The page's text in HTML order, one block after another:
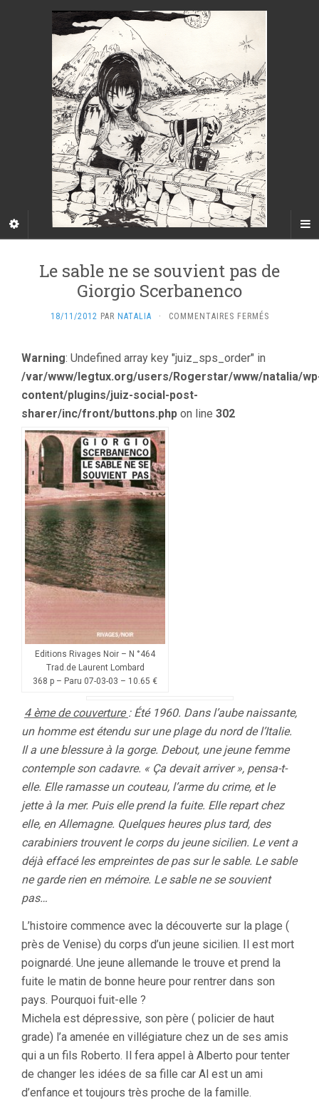
Le sable ne se souvient pas de
Giorgio Scerbanenco
18/11/2012 PAR NATALIA · COMMENTAIRES FERMÉSSUR
SOUVIENT
Warning: Undefined array key "juiz_sps_order" in
/var/www/legtux.org/users/Rogerstar/www/natalia/
content/plugins/juiz-social-post-
sharer/inc/front/buttons.php on line 302
Editions Rivages Noir – N °464
Trad.de Laurent Lombard
368 p – Paru 07-03-03 – 10.65 €
4 ème de couverture: Été 1960. Dans l’aube naissante,
un homme est étendu sur une plage du nord de l’Italie.
Il a une blessure à la gorge. Debout, une jeune femme
contemple son cadavre. « Ça devait arriver », pensa-t-
elle. Elle ramasse un couteau, l’arme du crime, et le
jette à la mer. Puis elle prend la fuite. Elle repart chez
elle, en Allemagne. Quelques heures plus tard, des
carabiniers trouvent le corps du jeune sicilien. Le vent a
déjà effacé les empreintes de pas sur le sable. Le sable
ne garde rien en mémoire. Le sable ne se souvient
pas…
L’histoire commence avec la découverte sur la plage (
près de Venise) du corps d’un jeune sicilien. Il est mort
poignardé. Une jeune allemande le trouve et prend la
fuite le matin de bonne heure pour rentrer dans son
pays. Pourquoi fuit-elle ?
Michela est dépressive, son père ( policier de haut
grade) l’a amenée en villégiature chez un de ses amis
qui a un fils Roberto. Il fera appel à Alberto pour tenter
de changer les idées de sa fille car Al est un ami
d’enfance et toujours très proche de la famille.